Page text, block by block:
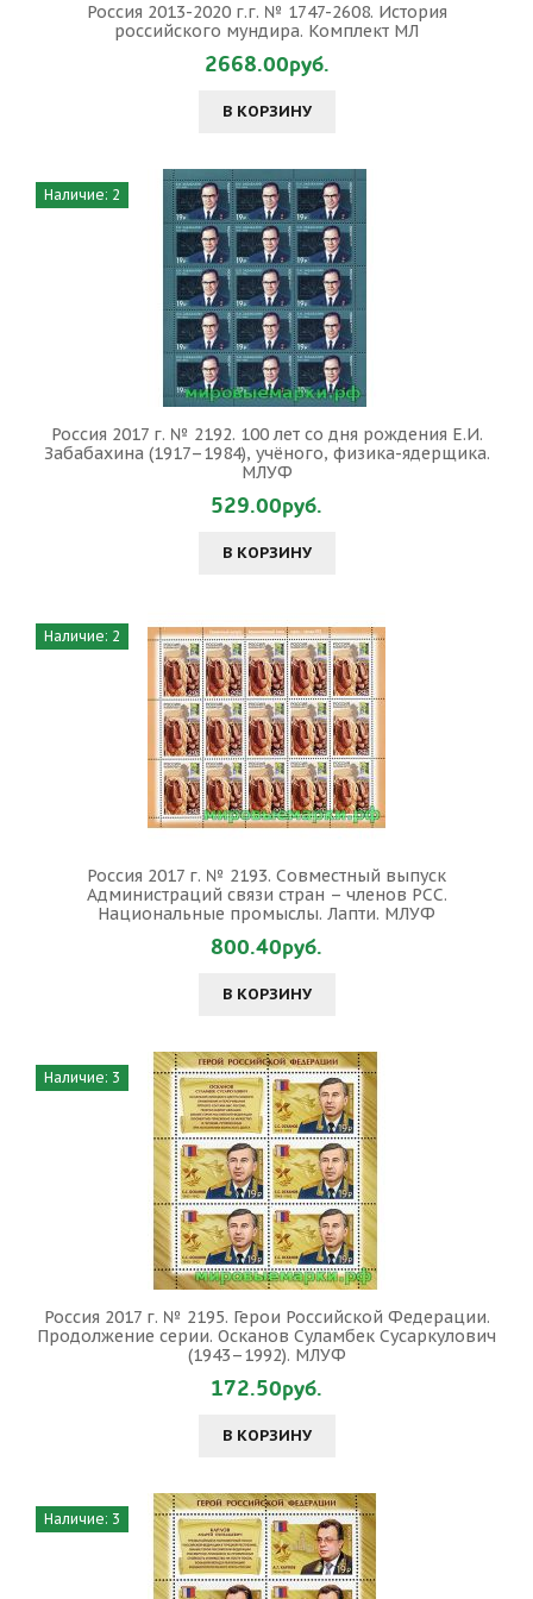
Россия 2013-2020 г.г. № 1747-2608. История
российского мундира. Комплект МЛ
2668.00руб.
В КОРЗИНУ
Наличие: 2
Россия 2017 г. № 2192. 100 лет со дня рождения Е.И.
Забабахина (1917–1984), учёного, физика-ядерщика.
МЛУФ
529.00руб.
В КОРЗИНУ
Наличие: 2
Россия 2017 г. № 2193. Совместный выпуск
Администраций связи стран – членов РСС.
Национальные промыслы. Лапти. МЛУФ
800.40руб.
В КОРЗИНУ
Наличие: 3
Россия 2017 г. № 2195. Герои Российской Федерации.
Продолжение серии. Осканов Суламбек Сусаркулович
(1943–1992). МЛУФ
172.50руб.
В КОРЗИНУ
Наличие: 3